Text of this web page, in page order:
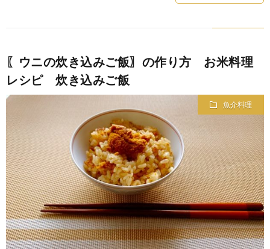
〖ウニの炊き込みご飯〗の作り方 お米料理
レシピ 炊き込みご飯
魚介料理